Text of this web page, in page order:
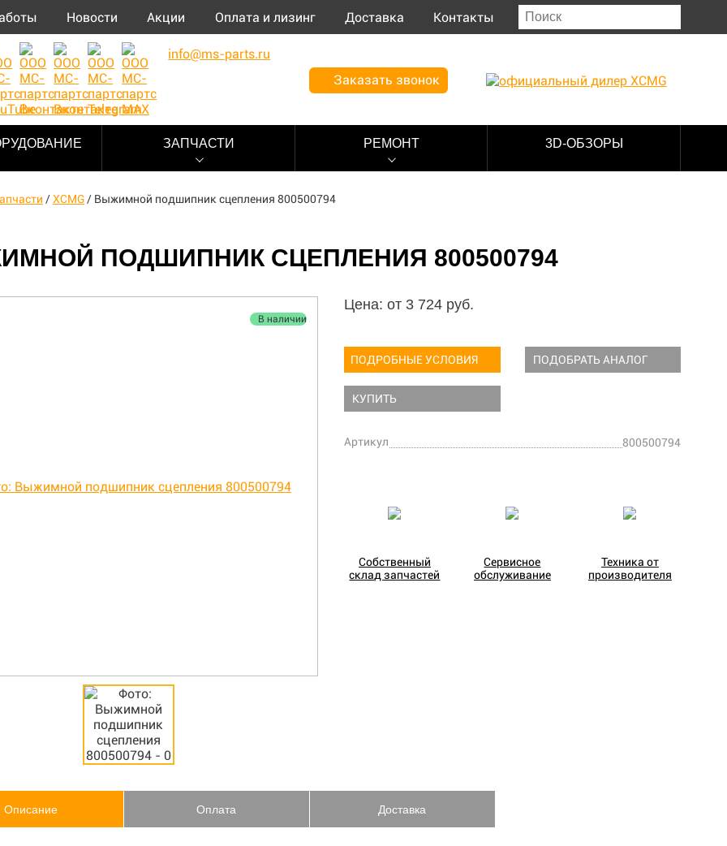
Новости Акции Оплата и лизинг Доставка Контакты
info@ms-parts.ru
Заказать звонок
ЗАПЧАСТИ РЕМОНТ 3D-ОБЗОРЫ
/XCMG / Выжимной подшипник сцепления 800500794
ПОДШИПНИК СЦЕПЛЕНИЯ 800500794
В наличии
Цена: от 3 724 руб.
ПОДРОБНЫЕ УСЛОВИЯ ПОДОБРАТЬ АНАЛОГ
КУПИТЬ
Артикул 800500794
Собственный
склад запчастей
Сервисное
обслуживание
Техника от
производителя
Описание Оплата Доставка